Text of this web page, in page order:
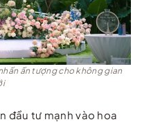
ấn tượng cho không gian
đầu tư mạnh vào hoa